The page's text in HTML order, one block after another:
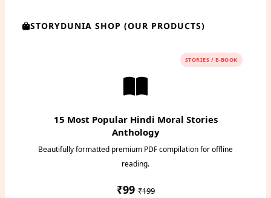
STORYDUNIA SHOP (OUR PRODUCTS)
STORIES / E-BOOK
15 Most Popular Hindi Moral Stories
Anthology
Beautifully formatted premium PDF compilation for offline
reading.
₹99₹199